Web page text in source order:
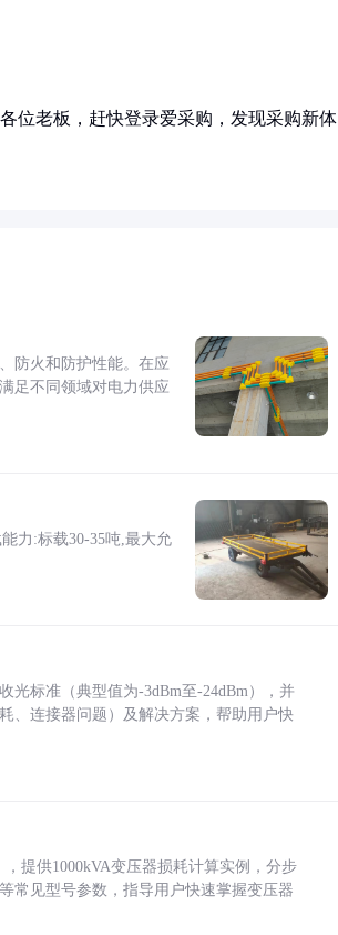
位老板，赶快登录爱采购，发现采购新体
防火和防护性能。在应
足不同领域对电力供应
力:标载30-35吨,最大允
光标准（典型值为-3dBm至-24dBm），并
、连接器问题）及解决方案，帮助用户快
提供1000kVA变压器损耗计算实例，分步
常见型号参数，指导用户快速掌握变压器